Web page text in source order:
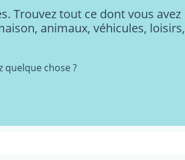
Membres
Trouvez tout ce dont vous avez
animaux, véhicules, loisirs,
quelque chose ?